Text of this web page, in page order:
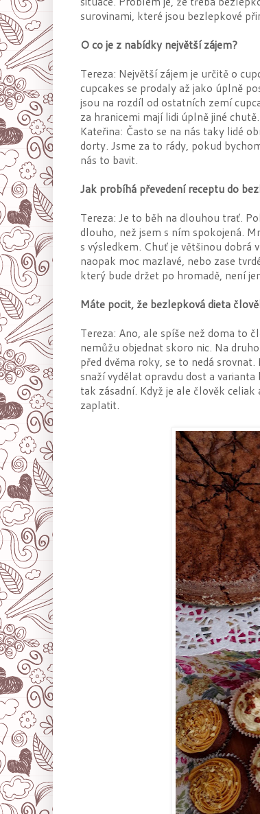
surovinami, které jsou bezlepkové
O co je z nabídky největší zájem?
Tereza: Největší zájem je určitě o
cupcakes se prodaly až jako úplně
jsou na rozdíl od ostatních zemí
za hranicemi mají lidi úplně jiné
Kateřina: Často se na nás taky lidé
dorty. Jsme za to rády, pokud
nás to bavit.
Jak probíhá převedení receptu do
Tereza: Je to běh na dlouhou trať.
dlouho, než jsem s ním spokojená.
s výsledkem. Chuť je většinou dobrá
naopak moc mazlavé, nebo zase
který bude držet po hromadě, není
Máte pocit, že bezlepková dieta
Tereza: Ano, ale spíše než doma to
nemůžu objednat skoro nic. Na
před dvěma roky, se to nedá
snaží vydělat opravdu dost a
tak zásadní. Když je ale člověk
zaplatit.